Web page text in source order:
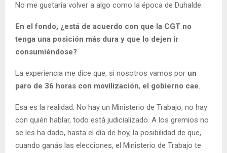
No me gustaría volver a algo como la época de Duhalde.
En el fondo, ¿está de acuerdo con que la CGT no
tenga una posición más dura y que lo dejen ir
consumiéndose?
La experiencia me dice que, si nosotros vamos por un
paro de 36 horas con movilización, el gobierno cae.
Esa es la realidad. No hay un Ministerio de Trabajo, no hay
con quién hablar, todo está judicializado. A los gremios no
se les ha dado, hasta el día de hoy, la posibilidad de que,
cuando ganás las elecciones, el Ministerio de Trabajo te